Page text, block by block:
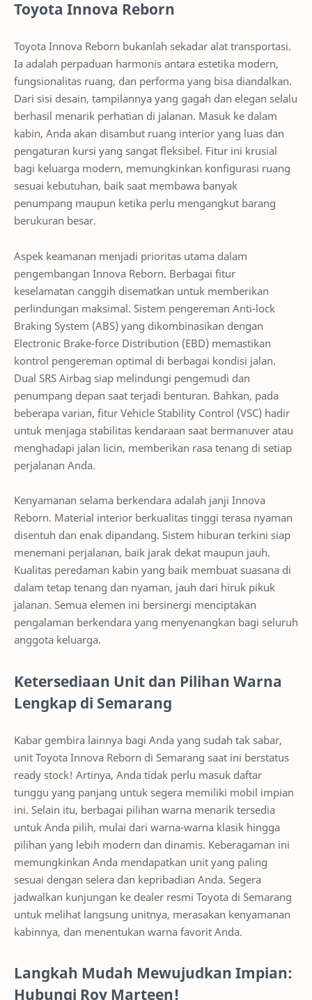
Toyota Innova Reborn
Toyota Innova Reborn bukanlah sekadar alat transportasi.
Ia adalah perpaduan harmonis antara estetika modern,
fungsionalitas ruang, dan performa yang bisa diandalkan.
Dari sisi desain, tampilannya yang gagah dan elegan selalu
berhasil menarik perhatian di jalanan. Masuk ke dalam
kabin, Anda akan disambut ruang interior yang luas dan
pengaturan kursi yang sangat fleksibel. Fitur ini krusial
bagi keluarga modern, memungkinkan konfigurasi ruang
sesuai kebutuhan, baik saat membawa banyak
penumpang maupun ketika perlu mengangkut barang
berukuran besar.
Aspek keamanan menjadi prioritas utama dalam
pengembangan Innova Reborn. Berbagai fitur
keselamatan canggih disematkan untuk memberikan
perlindungan maksimal. Sistem pengereman Anti-lock
Braking System (ABS) yang dikombinasikan dengan
Electronic Brake-force Distribution (EBD) memastikan
kontrol pengereman optimal di berbagai kondisi jalan.
Dual SRS Airbag siap melindungi pengemudi dan
penumpang depan saat terjadi benturan. Bahkan, pada
beberapa varian, fitur Vehicle Stability Control (VSC) hadir
untuk menjaga stabilitas kendaraan saat bermanuver atau
menghadapi jalan licin, memberikan rasa tenang di setiap
perjalanan Anda.
Kenyamanan selama berkendara adalah janji Innova
Reborn. Material interior berkualitas tinggi terasa nyaman
disentuh dan enak dipandang. Sistem hiburan terkini siap
menemani perjalanan, baik jarak dekat maupun jauh.
Kualitas peredaman kabin yang baik membuat suasana di
dalam tetap tenang dan nyaman, jauh dari hiruk pikuk
jalanan. Semua elemen ini bersinergi menciptakan
pengalaman berkendara yang menyenangkan bagi seluruh
anggota keluarga.
Ketersediaan Unit dan Pilihan Warna
Lengkap di Semarang
Kabar gembira lainnya bagi Anda yang sudah tak sabar,
unit Toyota Innova Reborn di Semarang saat ini berstatus
ready stock! Artinya, Anda tidak perlu masuk daftar
tunggu yang panjang untuk segera memiliki mobil impian
ini. Selain itu, berbagai pilihan warna menarik tersedia
untuk Anda pilih, mulai dari warna-warna klasik hingga
pilihan yang lebih modern dan dinamis. Keberagaman ini
memungkinkan Anda mendapatkan unit yang paling
sesuai dengan selera dan kepribadian Anda. Segera
jadwalkan kunjungan ke dealer resmi Toyota di Semarang
untuk melihat langsung unitnya, merasakan kenyamanan
kabinnya, dan menentukan warna favorit Anda.
Langkah Mudah Mewujudkan Impian:
Hubungi Roy Marteen!